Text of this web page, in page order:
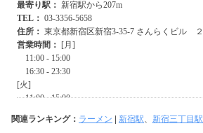
関連ランキング： ラーメン 新宿駅、 新宿三丁目駅